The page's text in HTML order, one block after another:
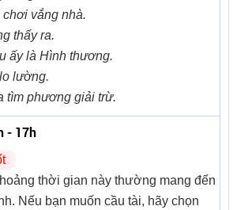
vắng nhà.
thấy ra.
ấy là Hình thương.
lường.
tìm phương giải trừ.
- 17h
thời gian này thường mang đến
Nếu bạn muốn cầu tài, hãy chọn